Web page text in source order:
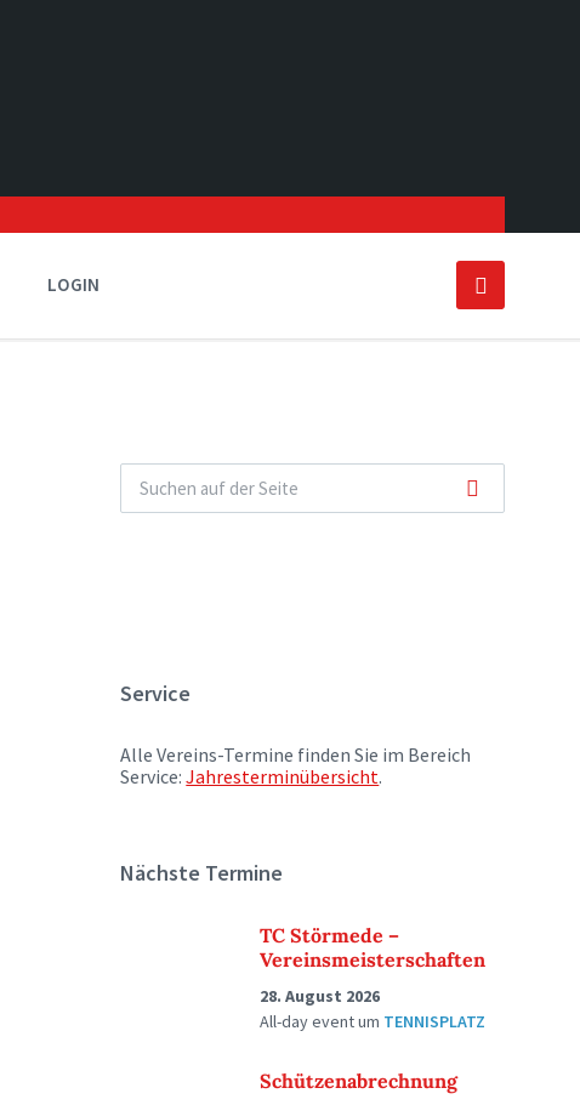
LOGIN
Service
Alle Vereins-Termine finden Sie im Bereich
Service:Jahresterminübersicht.
Nächste Termine
TC Störmede –
Vereinsmeisterschaften
28. August 2026
All-day eventum TENNISPLATZ
Schützenabrechnung